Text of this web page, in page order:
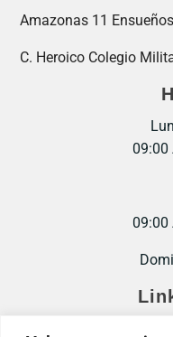
Amazonas 11
C. Heroico Colegio
09:00
09:00